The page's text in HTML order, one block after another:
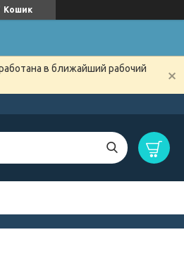
Кошик
в ближайший рабочий